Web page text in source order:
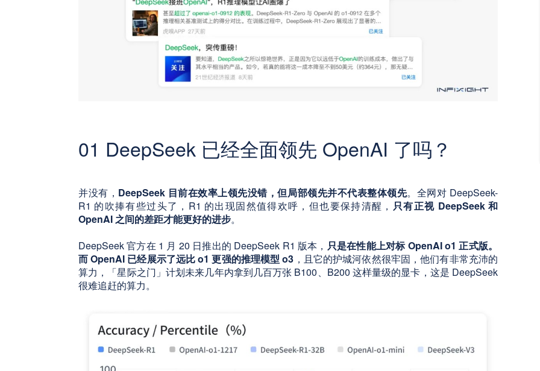
01 DeepSeek 已经全面领先 OpenAI 了吗？
并没有， DeepSeek 目前在效率上领先没错，但局部领先并不代表整体领先。全网对 DeepSeek-
R1 的吹捧有些过头了，R1 的出现固然值得欢呼，但也要保持清醒， 只有正视 DeepSeek 和
OpenAI 之间的差距才能更好的进步。
DeepSeek 官方在 1 月 20 日推出的 DeepSeek R1 版本， 只是在性能上对标 OpenAI o1 正式版。
而 OpenAI 已经展示了远比 o1 更强的推理模型 o3 ，且它的护城河依然很牢固，他们有非常充沛的
算力，「星际之门」计划未来几年内拿到几百万张 B100、B200 这样量级的显卡，这是 DeepSeek
很难追赶的算力。